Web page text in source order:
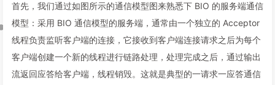
首先，我们通过如图所示的通信模型图来熟悉下 BIO 的服务端通信
模型：采用 BIO 通信模型的服务端，通常由一个独立的 Acceptor
线程负责监听客户端的连接，它接收到客户端连接请求之后为每个
客户端创建一个新的线程进行链路处理，处理完成之后，通过输出
流返回应答给客户端，线程销毁。这就是典型的一请求一应答通信